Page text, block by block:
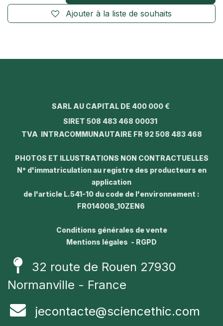
Ajouter à la liste de souhaits
SARL AU CAPITAL DE 400 000 €
SIRET 508 483 468 00031
TVA INTRACOMMUNAUTAIRE FR 92 508 483 468
PHOTOS ET ILLUSTRATIONS NON CONTRACTUELLES
N° d'immatriculation au registre des producteurs en
application
de l'article L.541-10 du code de l'environnement :
FR014008_10ZEN6
Conditions générales de vente
Mentions légales - RGPD
32 route de Rouen 27930
Normanville - France
jecontacte@sciencethic.com